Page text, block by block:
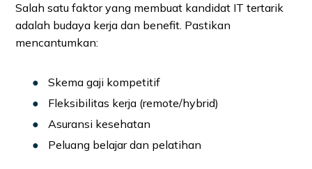
Salah satu faktor yang membuat kandidat IT tertarik
adalah budaya kerja dan benefit. Pastikan
mencantumkan:
Skema gaji kompetitif
Fleksibilitas kerja (remote/hybrid)
Asuransi kesehatan
Peluang belajar dan pelatihan